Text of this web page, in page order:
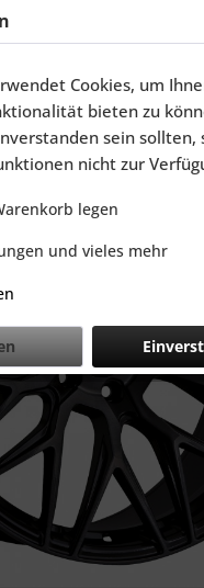
E 3 FF DEEP
BLACK
Cookies, um
bieten zu
sein sollten,
nicht zur
legen
und vieles mehr